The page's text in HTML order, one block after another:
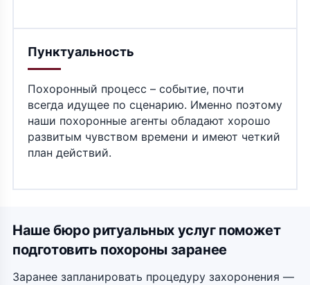
Пунктуальность
Похоронный процесс – событие, почти
всегда идущее по сценарию. Именно поэтому
наши похоронные агенты обладают хорошо
развитым чувством времени и имеют четкий
план действий.
Наше бюро ритуальных услуг поможет
подготовить похороны заранее
Заранее запланировать процедуру захоронения —